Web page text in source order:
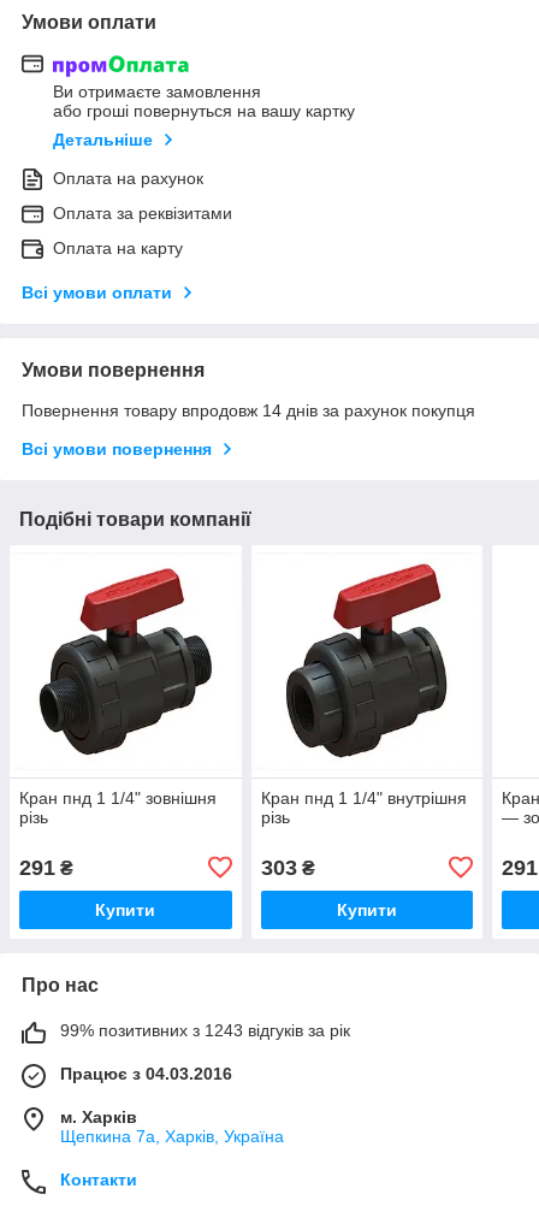
Умови оплати
Ви отримаєте замовлення
або гроші повернуться на вашу картку
Детальніше
Оплата на рахунок
Оплата за реквізитами
Оплата на карту
Всі умови оплати
Умови повернення
Повернення товару впродовж 14 днів за рахунок покупця
Всі умови повернення
Подібні товари компанії
Кран пнд 1 1/4" зовнішня
різь
291 ₴
Купити
Кран пнд 1 1/4" внутрішня
різь
303₴
Купити
—
291
Про нас
99% позитивних з 1243 відгуків за рік
Працює з 04.03.2016
м. Харків
Щепкина 7а, Харків, Україна
Контакти